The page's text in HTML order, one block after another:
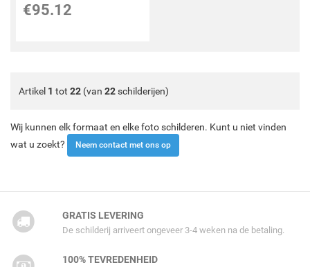
€95.12
Artikel 1 tot 22 (van 22schilderijen)
Wij kunnen elk formaat en elke foto schilderen. Kunt u niet vinden
wat u zoekt?
Neem contact met ons op
GRATIS LEVERING
De schilderij arriveert ongeveer 3-4 weken na de betaling.
100% TEVREDENHEID